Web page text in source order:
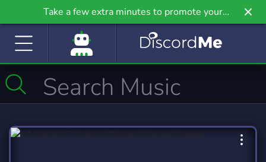
Take a few extra minutes to promote your
community even further on Griv.io, our newest